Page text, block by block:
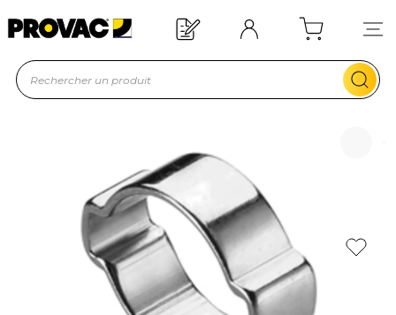
Offre de bienvenue : 20€ offerts !
En savoir plus